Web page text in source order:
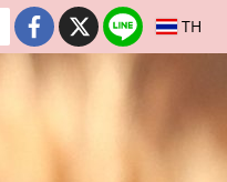
TH